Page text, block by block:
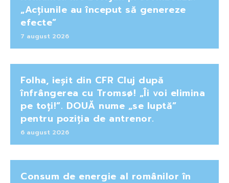
„Acțiunile au început să genereze
efecte”
7 august 2026
Folha, ieșit din CFR Cluj după
înfrângerea cu Tromsø! „Îi voi elimina
pe toți!”. DOUĂ nume „se luptă”
pentru poziția de antrenor.
6 august 2026
Consum de energie al românilor în